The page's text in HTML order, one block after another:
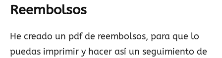
Reembolsos
He creado un pdf de reembolsos, para que lo
puedas imprimir y hacer así un seguimiento de